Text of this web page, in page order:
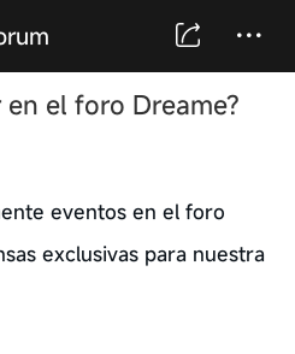
el foro Dreame?
eventos en el foro
exclusivas para nuestra